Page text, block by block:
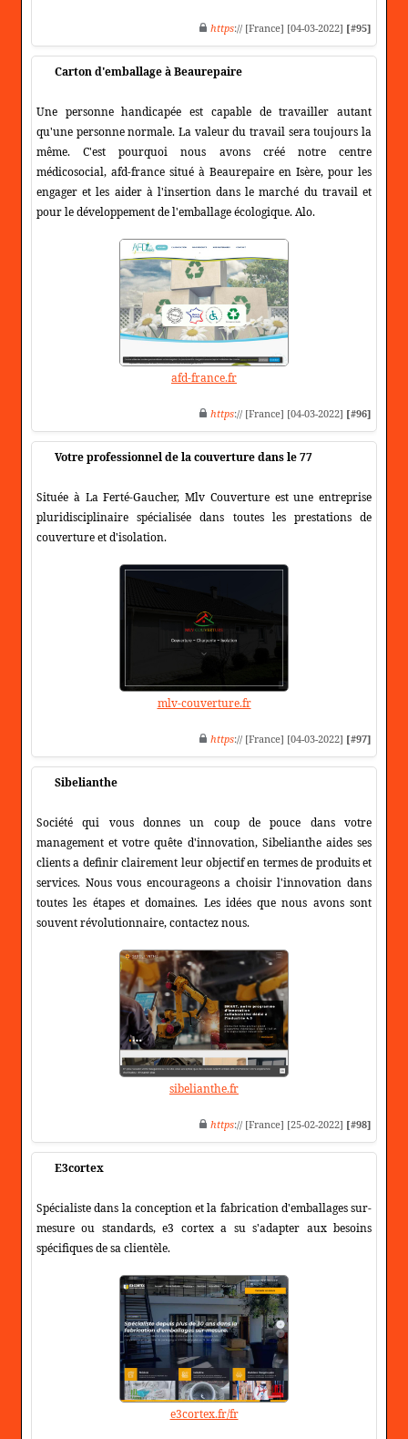
https:// [France] [04-03-2022] [#95]
Carton d'emballage à Beaurepaire
Une personne handicapée est capable de travailler autant
qu'une personne normale. La valeur du travail sera toujours la
même. C'est pourquoi nous avons créé notre centre
médicosocial, afd-france situé à Beaurepaire en Isère, pour les
engager et les aider à l'insertion dans le marché du travail et
pour le développement de l'emballage écologique. Alo.
afd-france.fr
https:// [France] [04-03-2022] [#96]
Votre professionnel de la couverture dans le 77
Située à La Ferté-Gaucher, Mlv Couverture est une entreprise
pluridisciplinaire spécialisée dans toutes les prestations de
couverture et d'isolation.
mlv-couverture.fr
https:// [France] [04-03-2022] [#97]
Sibelianthe
Société qui vous donnes un coup de pouce dans votre
management et votre quête d'innovation, Sibelianthe aides ses
clients a definir clairement leur objectif en termes de produits et
services. Nous vous encourageons a choisir l'innovation dans
toutes les étapes et domaines. Les idées que nous avons sont
souvent révolutionnaire, contactez nous.
sibelianthe.fr
https:// [France] [25-02-2022] [#98]
E3cortex
Spécialiste dans la conception et la fabrication d'emballages sur-
mesure ou standards, e3 cortex a su s'adapter aux besoins
spécifiques de sa clientèle.
e3cortex.fr/fr